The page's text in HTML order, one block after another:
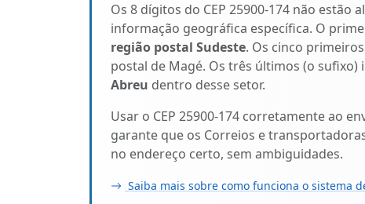
Os 8 dígitos do CEP 25900-174 não
informação geográfica específica. O
região postal Sudeste. Os cinco
postal de Magé. Os três últimos (o
Abreu dentro desse setor.
Usar o CEP 25900-174 corretamente ao
garante que os Correios e
no endereço certo, sem ambiguidades.
Saiba mais sobre como funciona o sistema